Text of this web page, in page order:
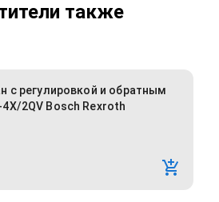
также
с регулировкой и обратным
2QV Bosch Rexroth